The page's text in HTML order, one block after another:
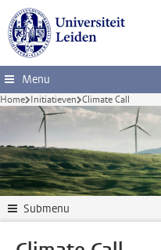
Ga direct naar de inhoud
Menu
Home Initiatieven Climate Call
Submenu